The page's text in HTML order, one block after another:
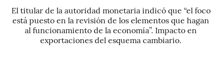
El titular de la autoridad monetaria indicó que “el foco
está puesto en la revisión de los elementos que hagan
al funcionamiento de la economía”. Impacto en
exportaciones del esquema cambiario.